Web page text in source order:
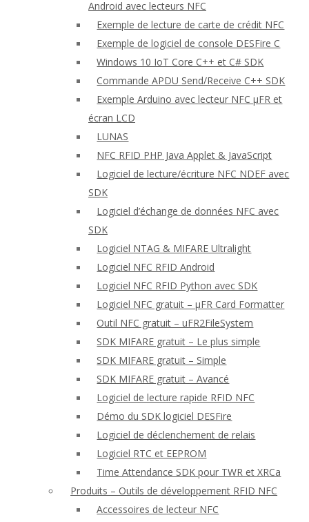
Android avec lecteurs NFC
Exemple de lecture de carte de crédit NFC
Exemple de logiciel de console DESFire C
Windows 10 IoT Core C++ et C# SDK
Commande APDU Send/Receive C++ SDK
Exemple Arduino avec lecteur NFC μFR et
écran LCD
LUNAS
NFC RFID PHP Java Applet & JavaScript
Logiciel de lecture/écriture NFC NDEF avec
SDK
Logiciel d’échange de données NFC avec
SDK
Logiciel NTAG & MIFARE Ultralight
Logiciel NFC RFID Android
Logiciel NFC RFID Python avec SDK
Logiciel NFC gratuit – μFR Card Formatter
Outil NFC gratuit – uFR2FileSystem
SDK MIFARE gratuit – Le plus simple
SDK MIFARE gratuit – Simple
SDK MIFARE gratuit – Avancé
Logiciel de lecture rapide RFID NFC
Démo du SDK logiciel DESFire
Logiciel de déclenchement de relais
Logiciel RTC et EEPROM
Time Attendance SDK pour TWR et XRCa
Produits – Outils de développement RFID NFC
Accessoires de lecteur NFC